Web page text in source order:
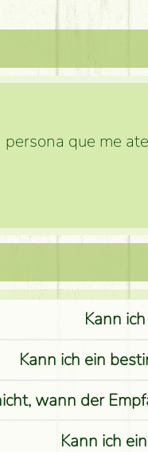
que me
Kann
Kann ich ein
wann der
Kann ich